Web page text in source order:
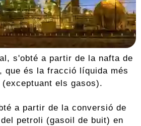
s'obté a partir de la nafta de
que és la fracció líquida més
els gasos).
a partir de la conversió de
petroli (gasoil de buit) en